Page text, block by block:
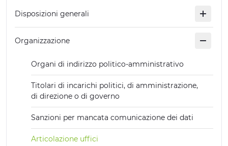
OUTDOOR
CULTURA
NATURA E BENESSERE
ESPERIENZE
EVENTI
OFFERTE
Disposizioni generali
Organizzazione
Organi di indirizzo politico-amministrativo
Titolari di incarichi politici, di amministrazione,
di direzione o di governo
Sanzioni per mancata comunicazione dei dati
Articolazione uffici